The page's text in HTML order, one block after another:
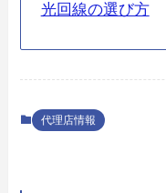
光回線の選び方
代理店情報